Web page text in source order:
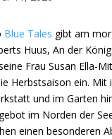
Blue Tales gibt am
Huus, An der
Frau Susan Ella-
Herbstsaison ein. Mit
und im Garten
im Norden der
einen besonderen